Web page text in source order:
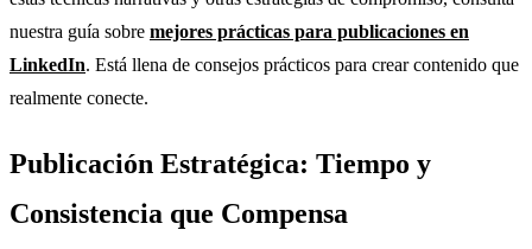
nuestra guía sobre mejores prácticas para publicaciones en
LinkedIn. Está llena de consejos prácticos para crear contenido que
realmente conecte.
Publicación Estratégica: Tiempo y
Consistencia que Compensa